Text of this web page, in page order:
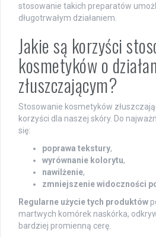
stosowanie takich preparatów
długotrwałym działaniem.
Jakie są korzyści
kosmetyków o
złuszczającym?
Stosowanie kosmetyków
korzyści dla naszej skóry. Do
się:
poprawa tekstury,
wyrównanie kolorytu,
nawilżenie,
zmniejszenie widoczności
Regularne użycie tych produktów
martwych komórek naskórka,
bardziej promienną cerę.